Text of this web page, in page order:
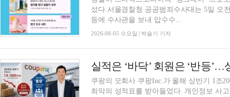
섰다.서울경찰청 공공범죄수사대는 5일 오
등에 수사관을 보내 압수수...
2026-08-05 수요일 | 박슬기 기자
쿠팡의 모회사 쿠팡Inc.가 올해 상반기 1조
최악의 성적표를 받아들었다. 개인정보 사